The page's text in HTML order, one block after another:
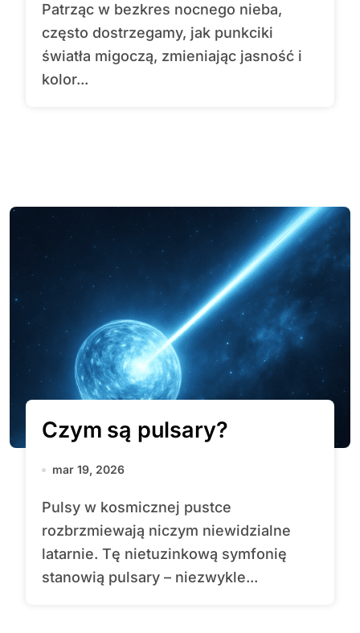
Patrząc w bezkres nocnego nieba,
często dostrzegamy, jak punkciki
światła migoczą, zmieniając jasność i
kolor...
Czym są pulsary?
mar 19, 2026
Pulsy w kosmicznej pustce
rozbrzmiewają niczym niewidzialne
latarnie. Tę nietuzinkową symfonię
stanowią pulsary – niezwykle...